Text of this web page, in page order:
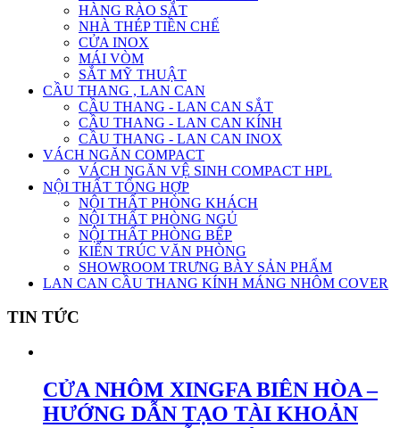
HÀNG RÀO SẮT
NHÀ THÉP TIỀN CHẾ
CỬA INOX
MÁI VÒM
SẮT MỸ THUẬT
CẦU THANG , LAN CAN
CẦU THANG - LAN CAN SẮT
CẦU THANG - LAN CAN KÍNH
CẦU THANG - LAN CAN INOX
VÁCH NGĂN COMPACT
VÁCH NGĂN VỆ SINH COMPACT HPL
NỘI THẤT TỔNG HỢP
NỘI THẤT PHÒNG KHÁCH
NỘI THẤT PHÒNG NGỦ
NỘI THẤT PHÒNG BẾP
KIẾN TRÚC VĂN PHÒNG
SHOWROOM TRƯNG BÀY SẢN PHẨM
LAN CAN CẦU THANG KÍNH MÁNG NHÔM COVER
TIN TỨC
CỬA NHÔM XINGFA BIÊN HÒA –
HƯỚNG DẪN TẠO TÀI KHOẢN